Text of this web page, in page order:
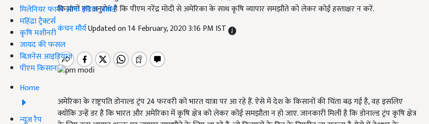
मिलेनियर फार्मर ऑफ इंडिया अवॉर्ड
महिंद्रा ट्रैक्टर्स
कृषि मशीनरी
जायद की फसल
बिज़नेस आइडियाज
पीएम किसान
Home
न्यूज़ रैप
किसानों का अनुरोध है कि पीएम नरेंद्र मोदी से अमेरिका के साथ कृषि व्यापार समझौते को लेकर कोई हस्ताक्षर न करें.
कंचन मौर्यUpdated on 14 February, 2020 3:16 PM IST
अमेरिका के राष्ट्रपति डोनाल्ड ट्रंप 24 फरवरी को भारत यात्रा पर आ रहे हैं. ऐसे में देश के किसानों की चिंता बढ़ गई है, वह इसलिए
क्योंकि उन्हें डर है कि भारत और अमेरिका में कृषि क्षेत्र को लेकर कोई समझौता न हो जाए. जानकारी मिली है कि डोनाल्ड ट्रंप कृषि क्षेत्र